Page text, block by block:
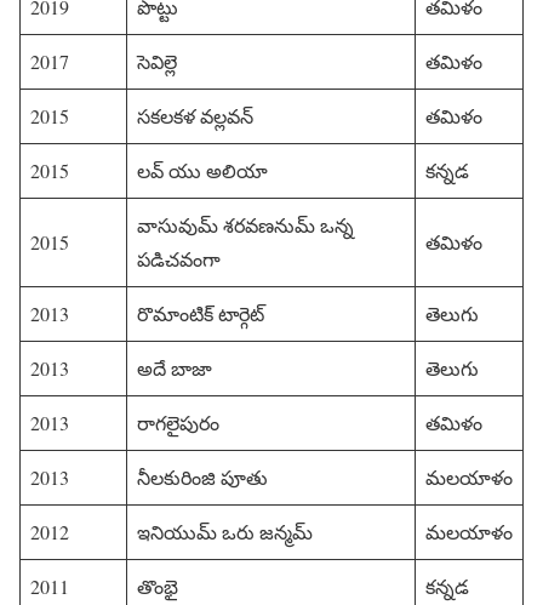
2019 పొట్టు తమిళం
2017 సెవిల్లె తమిళం
2015 సకలకళ వల్లవన్ తమిళం
2015 లవ్ యు అలియా కన్నడ
2015
వాసువుమ్ శరవణనుమ్ ఒన్న
పడిచవంగా
తమిళం
2013 రొమాంటిక్ టార్గెట్ తెలుగు
2013 అదే బాజా తెలుగు
2013 రాగలైపురం తమిళం
2013 నీలకురింజి పూతు మలయాళం
2012 ఇనియుమ్ ఒరు జన్మమ్ మలయాళం
2011 తొంభై కన్నడ